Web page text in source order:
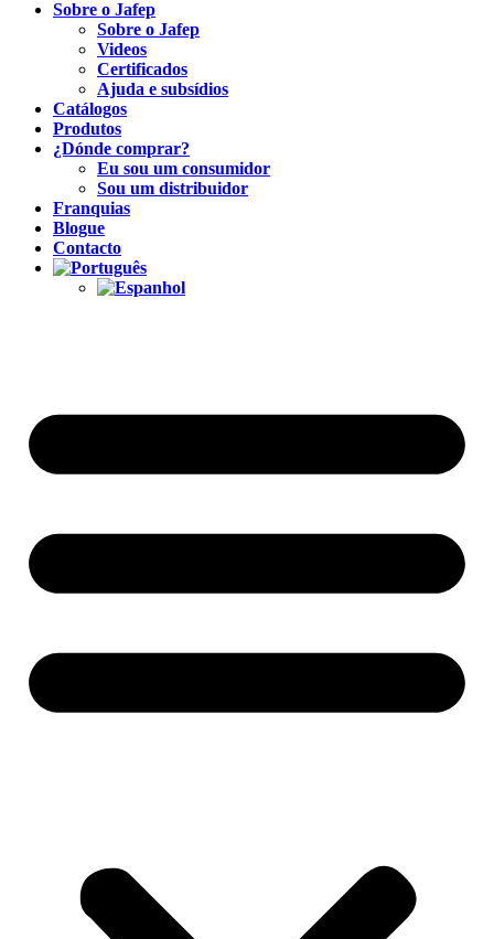
Sobre o Jafep
Sobre o Jafep
Videos
Certificados
Ajuda e subsídios
Catálogos
Produtos
¿Dónde comprar?
Eu sou um consumidor
Sou um distribuidor
Franquias
Blogue
Contacto